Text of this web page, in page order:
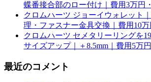
蝶番接合部のロー付け｜費用3万円
クロムハーツ ジョーイウォレット
理・ファスナー金具交換｜費用10万
クロムハーツ セメタリーリングを
サイズアップ｜＋8.5mm｜費用5万
最近のコメント